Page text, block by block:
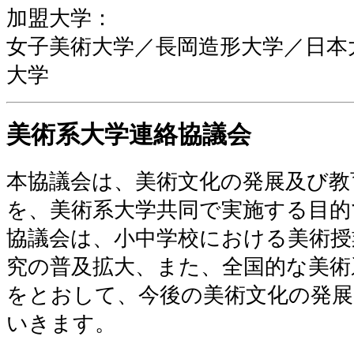
加盟大学：
女子美術大学／長岡造形大学／日
大学
美術系大学連絡協議会
本協議会は、美術文化の発展及び
を、美術系大学共同で実施する目
協議会は、小中学校における美術
究の普及拡大、また、全国的な美
をとおして、今後の美術文化の発
いきます。